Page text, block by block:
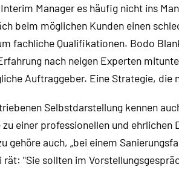
Manager es häufig nicht ins
beim möglichen Kunden einen
fachliche Qualifikationen. Bodo
nach neigen Experten
Auftraggeber. Eine Strategie, die
Selbstdarstellung kennen
einer professionellen und ehrlichen
gehöre auch, „bei einem
rät: "Sie sollten im